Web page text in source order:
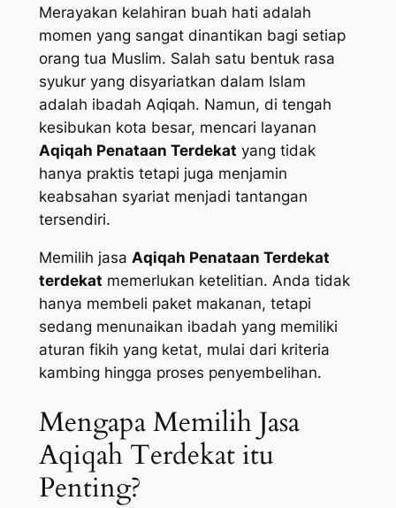
Merayakan kelahiran buah hati adalah
momen yang sangat dinantikan bagi setiap
orang tua Muslim. Salah satu bentuk rasa
syukur yang disyariatkan dalam Islam
adalah ibadah Aqiqah. Namun, di tengah
kesibukan kota besar, mencari layanan
Aqiqah Penataan Terdekat yang tidak
hanya praktis tetapi juga menjamin
keabsahan syariat menjadi tantangan
tersendiri.
Memilih jasa Aqiqah Penataan Terdekat
terdekat memerlukan ketelitian. Anda tidak
hanya membeli paket makanan, tetapi
sedang menunaikan ibadah yang memiliki
aturan fikih yang ketat, mulai dari kriteria
kambing hingga proses penyembelihan.
Mengapa Memilih Jasa
Aqiqah Terdekat itu
Penting?